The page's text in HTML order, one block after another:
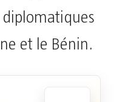
diplomatiques
et le Bénin.